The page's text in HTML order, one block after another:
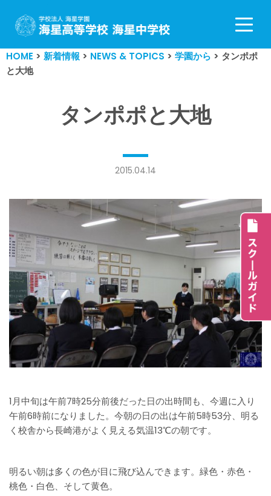
コ
ン
テ
ン
HOME > 新着情報 > NEWS & TOPICS > 学園から > タンポポ
と大地
タンポポと大地
2015.04.14
1月中旬は午前7時25分前後だった日の出時間も、今週に入り
午前6時前になりました。今朝の日の出は午前5時53分、明る
く校舎から長崎港がよく見える気温13℃の朝です。
明るい朝は多くの色が目に飛び込んできます。緑色・赤色・
桃色・白色、そして黄色。